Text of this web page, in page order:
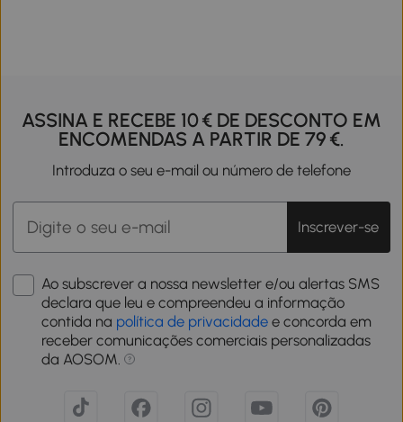
ASSINA E RECEBE 10 € DE DESCONTO EM
ENCOMENDAS A PARTIR DE 79 €.
Introduza o seu e-mail ou número de telefone
Inscrever-se
Ao subscrever a nossa newsletter e/ou alertas SMS
declara que leu e compreendeu a informação
contida na política de privacidade e concorda em
receber comunicações comerciais personalizadas
da AOSOM.